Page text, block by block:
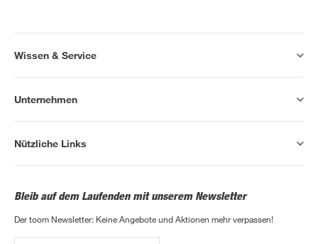
Wissen & Service
Unternehmen
Nützliche Links
Bleib auf dem Laufenden mit unserem Newsletter
Der toom Newsletter: Keine Angebote und Aktionen mehr verpassen!